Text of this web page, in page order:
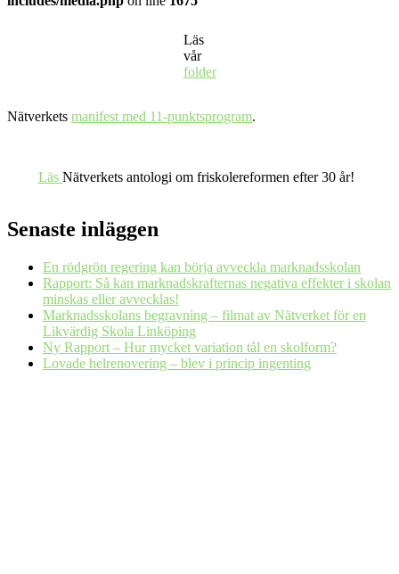
Läs
vår
folder
Nätverkets manifest med 11-punktsprogram.
Läs Nätverkets antologi om friskolereformen efter 30 år!
Senaste inläggen
En rödgrön regering kan börja avveckla marknadsskolan
Rapport: Så kan marknadskrafternas negativa effekter i skolan
minskas eller avvecklas!
Marknadsskolans begravning – filmat av Nätverket för en
Likvärdig Skola Linköping
Ny Rapport – Hur mycket variation tål en skolform?
Lovade helrenovering – blev i princip ingenting